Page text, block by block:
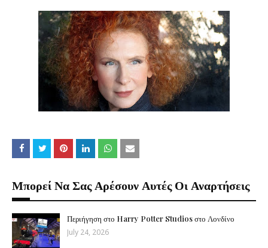
Μπορεί Να Σας Αρέσουν Αυτές Οι Αναρτήσεις
Περιήγηση στο Harry Potter Studios στο Λονδίνο
July 24, 2026